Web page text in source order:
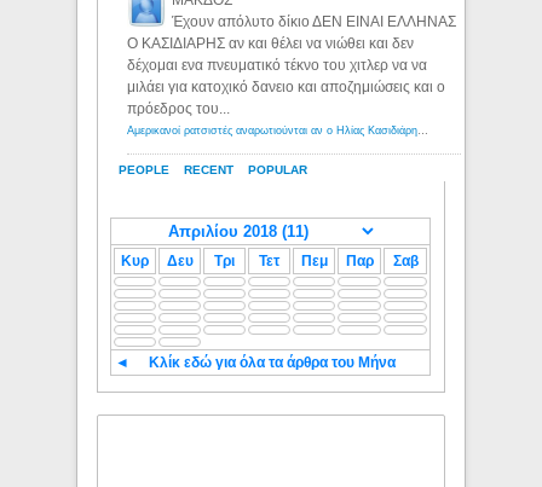
PEOPLE RECENT POPULAR
Έχουν απόλυτο δίκιο ΔΕΝ ΕΙΝΑΙ ΕΛΛΗΝΑΣ
Ο ΚΑΣΙΔΙΑΡΗΣ αν και θέλει να νιώθει και δεν
δέχομαι ενα πνευματικό τέκνο του χιτλερ να να
μιλάει για κατοχικό δανειο και αποζημιώσεις και ο
πρόεδρος του...
Κυρ Δευ Τρι Τετ Πεμ Παρ Σαβ
◄ Κλίκ εδώ για όλα τα άρθρα του Μήνα